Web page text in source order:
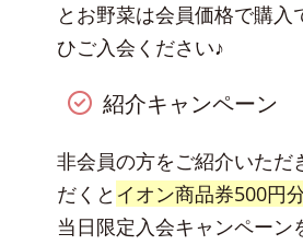
とお野菜は会員価格で購入
ひご入会ください♪
紹介キャンペーン
非会員の方をご紹介いただ
だくと イオン商品券500円
当日限定入会キャンペーン